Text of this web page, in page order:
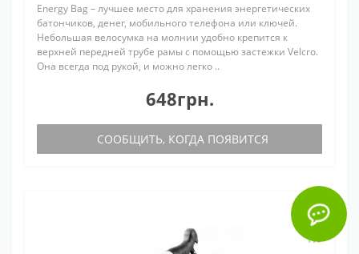
Energy Bag – лучшее место для хранения энергетических
батончиков, денег, мобильного телефона или ключей.
Небольшая велосумка на молнии удобно крепится к
верхней передней трубе рамы с помощью застежки Velcro.
Она всегда под рукой, и можно легко ..
648грн.
СООБЩИТЬ, КОГДА ПОЯВИТСЯ